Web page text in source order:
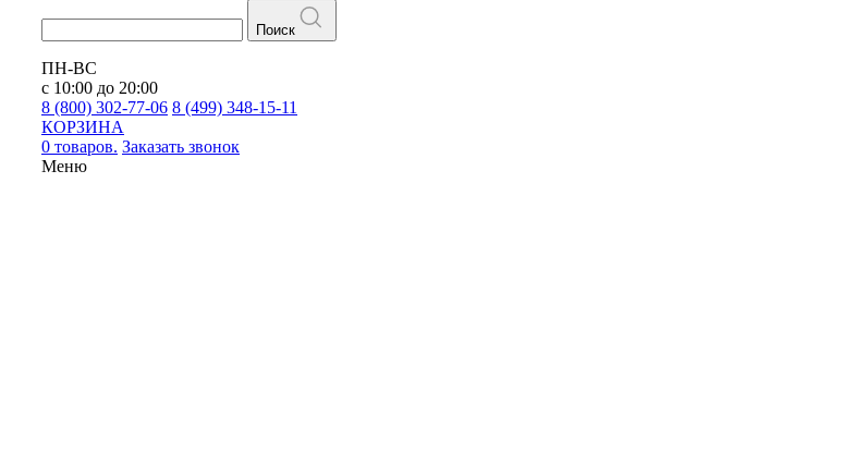
Поиск
ПН-ВС
с 10:00 до 20:00
8 (800) 302-77-06 8 (499) 348-15-11
КОРЗИНА
0 товаров. Заказать звонок
Меню